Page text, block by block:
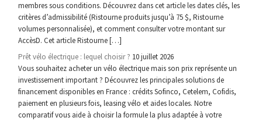
membres sous conditions. Découvrez dans cet article les dates clés, les
critères d’admissibilité (Ristourne produits jusqu’à 75 $, Ristourne
volumes personnalisée), et comment consulter votre montant sur
AccèsD. Cet article Ristourne […]
Prêt vélo électrique : lequel choisir ? 10 juillet 2026
Vous souhaitez acheter un vélo électrique mais son prix représente un
investissement important ? Découvrez les principales solutions de
financement disponibles en France : crédits Sofinco, Cetelem, Cofidis,
paiement en plusieurs fois, leasing vélo et aides locales. Notre
comparatif vous aide à choisir la formule la plus adaptée à votre